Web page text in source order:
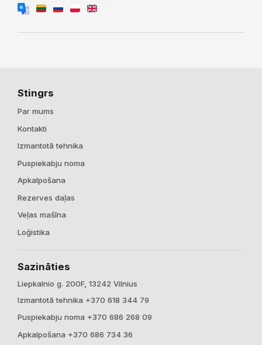
Stingrs
Par mums
Kontakti
Izmantotā tehnika
Puspiekabju noma
Apkalpošana
Rezerves daļas
Veļas mašīna
Loģistika
Sazināties
Liepkalnio g. 200F, 13242 Vilnius
Izmantotā tehnika +370 618 344 79
Puspiekabju noma +370 686 268 09
Apkalpošana +370 686 734 36